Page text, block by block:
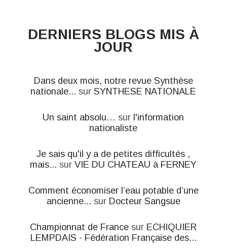
DERNIERS BLOGS MIS À
JOUR
Dans deux mois, notre revue Synthèse
nationale... surSYNTHESE NATIONALE
Un saint absolu… sur l'information
nationaliste
Je sais qu'il y a de petites difficultés ,
mais... surVIE DU CHATEAU à FERNEY
Comment économiser l’eau potable d’une
ancienne... sur Docteur Sangsue
Championnat de France sur ECHIQUIER
LEMPDAIS - Fédération Française des...